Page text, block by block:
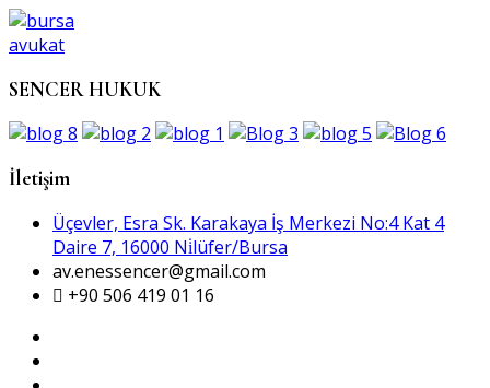
SENCER HUKUK
İletişim
Üçevler, Esra Sk. Karakaya İş Merkezi No:4 Kat 4
Daire 7, 16000 Ni̇lüfer/Bursa
av.enessencer@gmail.com
+90 506 419 01 16